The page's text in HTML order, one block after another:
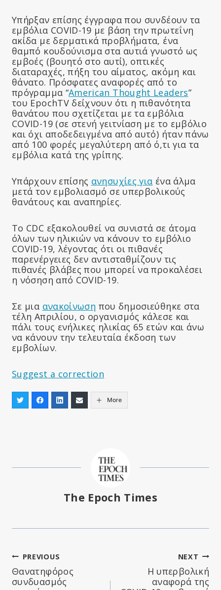
Υπήρξαν επίσης έγγραφα που συνδέουν τα
εμβόλια COVID-19 με βάση την πρωτεΐνη
ακίδα με δερματικά προβλήματα, ένα
θαμπό κουδούνισμα στα αυτιά γνωστό ως
εμβοές (βουητό στο αυτί), οπτικές
διαταραχές, πήξη του αίματος, ακόμη και
θάνατο. Πρόσφατες αναφορές από το
πρόγραμμα “American Thought Leaders”
του EpochTV δείχνουν ότι η πιθανότητα
θανάτου που σχετίζεται με τα εμβόλια
COVID-19 (σε στενή γειτνίαση με το εμβόλιο
και όχι αποδεδειγμένα από αυτό) ήταν πάνω
από 100 φορές μεγαλύτερη από ό,τι για τα
εμβόλια κατά της γρίπης.
Υπάρχουν επίσης ανησυχίες για ένα άλμα
μετά τον εμβολιασμό σε υπερβολικούς
θανάτους και αναπηρίες.
Το CDC εξακολουθεί να συνιστά σε άτομα
όλων των ηλικιών να κάνουν το εμβόλιο
COVID-19, λέγοντας ότι οι πιθανές
παρενέργειες δεν αντισταθμίζουν τις
πιθανές βλάβες που μπορεί να προκαλέσει
η νόσηση από COVID-19.
Σε μια ανακοίνωση που δημοσιεύθηκε στα
τέλη Απριλίου, ο οργανισμός κάλεσε και
πάλι τους ενήλικες ηλικίας 65 ετών και άνω
να κάνουν την τελευταία έκδοση των
εμβολίων.
Suggest a correction
More
The Epoch Times
Πλοήγηση
άρθρων
PREVIOUS
Θανατηφόρος
συνδυασμός
NEXT
Η υπερβολική
αναφορά της